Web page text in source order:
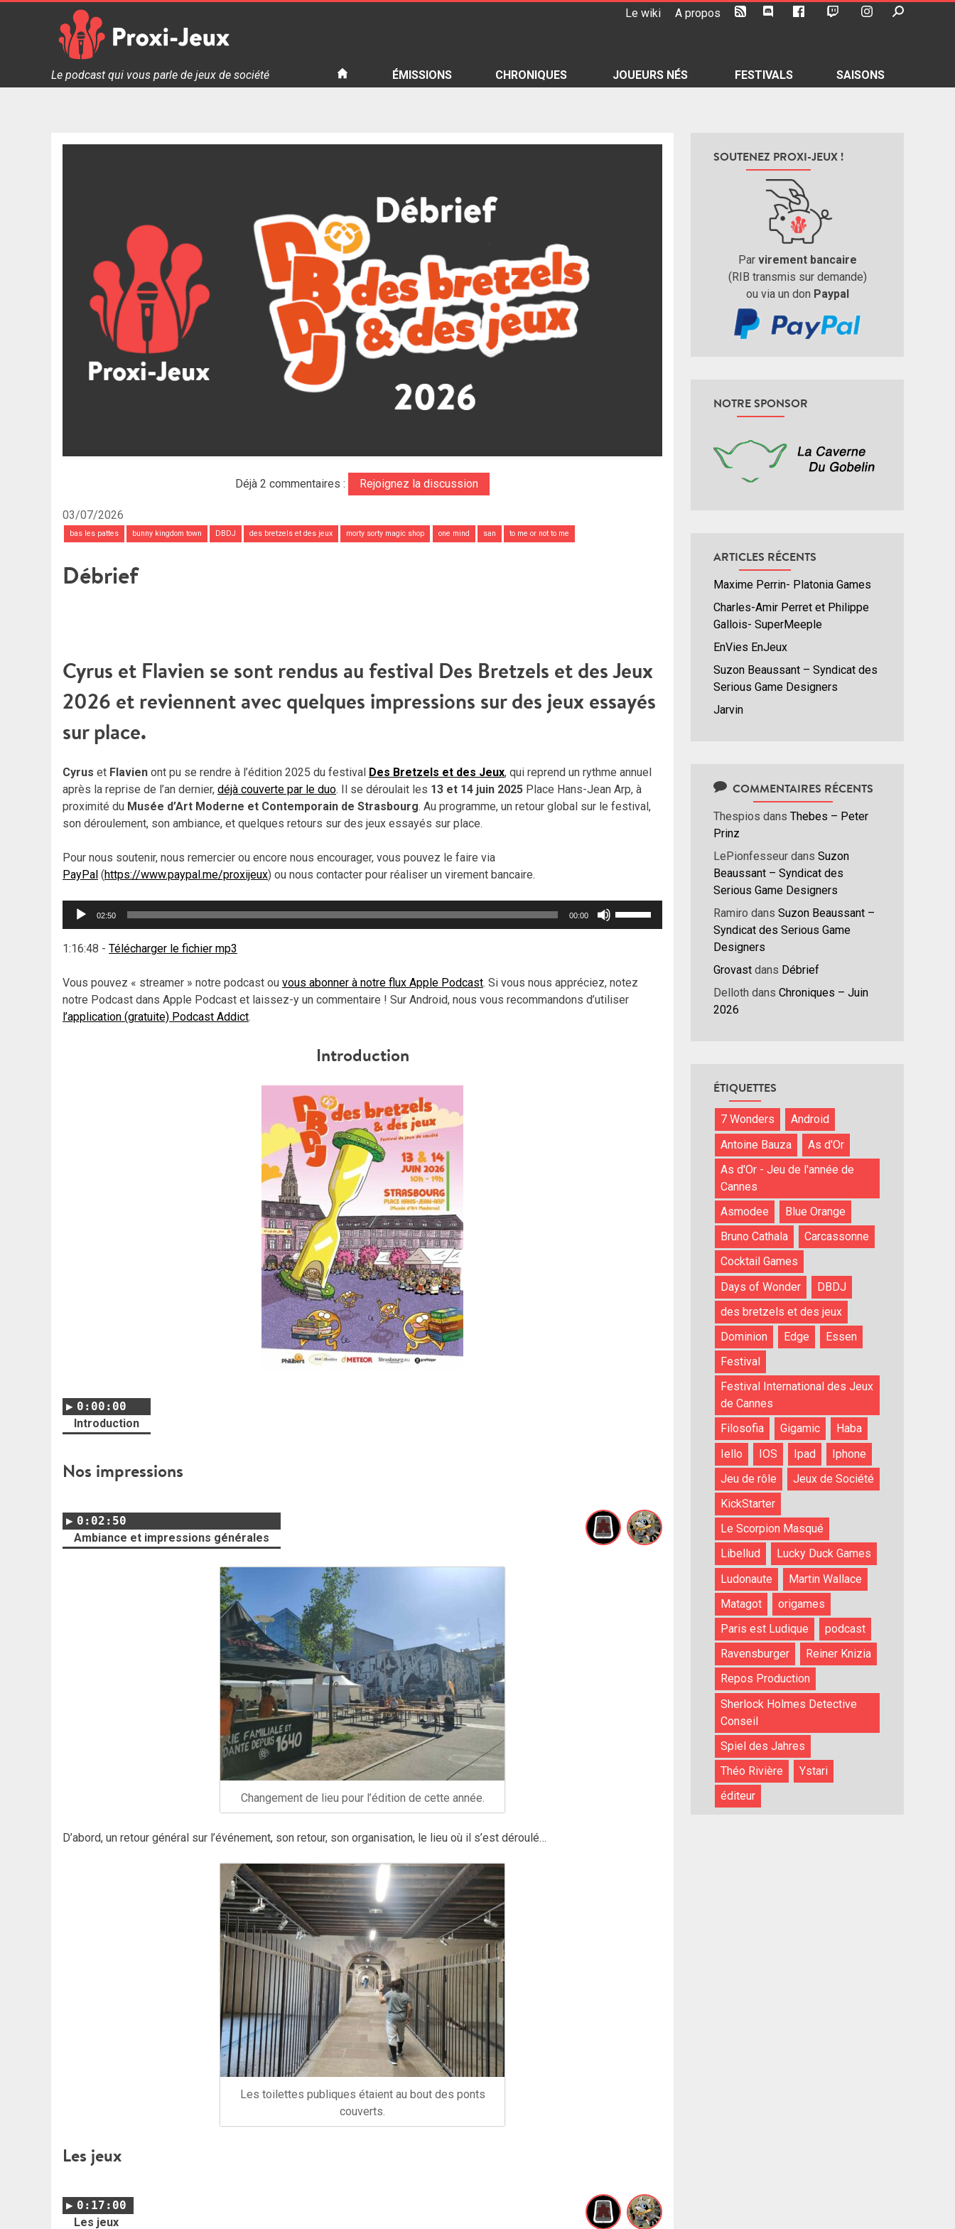
Le wiki A propos
Proxi Jeux - Le podcast qui vous parle de jeux de société
Le podcast qui vous parle de jeux de société ÉMISSIONS CHRONIQUES JOUEURS NÉS FESTIVALS SAISONS
Déjà 2 commentaires : Rejoignez la discussion
03/07/2026
bas les pattes bunny kingdom town DBDJ des bretzels et des jeux morty sorty magic shop one mind san to me or not to me
Débrief
Cyrus et Flavien se sont rendus au festival Des Bretzels et des Jeux
2026 et reviennent avec quelques impressions sur des jeux essayés
sur place.
Cyrus et Flavien ont pu se rendre à l’édition 2025 du festival Des Bretzels et des Jeux, qui reprend un rythme annuel
après la reprise de l’an dernier, déjà couverte par le duo. Il se déroulait les 13 et 14 juin 2025 Place Hans-Jean Arp, à
proximité du Musée d’Art Moderne et Contemporain de Strasbourg. Au programme, un retour global sur le festival,
son déroulement, son ambiance, et quelques retours sur des jeux essayés sur place.
Pour nous soutenir, nous remercier ou encore nous encourager, vous pouvez le faire via
PayPal (https://www.paypal.me/proxijeux) ou nous contacter pour réaliser un virement bancaire.
Lecteur
02:50 00:00
pour
1:16:48 - Télécharger le fichier mp3
Vous pouvez « streamer » notre podcast ou vous abonner à notre flux Apple Podcast. Si vous nous appréciez, notez
notre Podcast dans Apple Podcast et laissez-y un commentaire ! Sur Android, nous vous recommandons d’utiliser
l’application (gratuite) Podcast Addict.
Introduction
0:00:00
Introduction
Nos impressions
0:02:50
Ambiance et impressions générales
Changement de lieu pour l’édition de cette année.
D’abord, un retour général sur l’événement, son retour, son organisation, le lieu où il s’est déroulé…
Les toilettes publiques étaient au bout des ponts
couverts.
Les jeux
0:17:00
Les jeux
SOUTENEZ PROXI-JEUX !
Par virement bancaire
(RIB transmis sur demande)
ou via un don Paypal
NOTRE SPONSOR
ARTICLES RÉCENTS
Maxime Perrin- Platonia Games
Charles-Amir Perret et Philippe
Gallois- SuperMeeple
EnVies EnJeux
Suzon Beaussant – Syndicat des
Serious Game Designers
Jarvin
COMMENTAIRES RÉCENTS
Thespios dans Thebes – Peter
Prinz
LePionfesseur dans Suzon
Beaussant – Syndicat des
Serious Game Designers
Ramiro dans Suzon Beaussant –
Syndicat des Serious Game
Designers
Grovast dans Débrief
Delloth dans Chroniques – Juin
2026
ÉTIQUETTES
7 Wonders
Android
Antoine Bauza
As d'Or
As d'Or - Jeu de l'année de
Cannes
Asmodee
Blue Orange
Bruno Cathala
Carcassonne
Cocktail Games
Days of Wonder
DBDJ
des bretzels et des jeux
Dominion
Edge
Essen
Festival
Festival International des Jeux
de Cannes
Filosofia
Gigamic
Haba
Iello
IOS Ipad
Iphone
Jeu de rôle
Jeux de Société
KickStarter
Le Scorpion Masqué
Libellud
Lucky Duck Games
Ludonaute
Martin Wallace
Matagot
origames
Paris est Ludique
podcast
Ravensburger
Reiner Knizia
Repos Production
Sherlock Holmes Detective
Conseil
Spiel des Jahres
Théo Rivière
Ystari
éditeur